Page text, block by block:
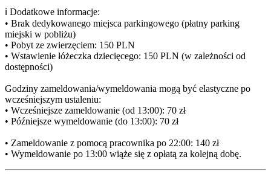
ℹ️ Dodatkowe informacje:
• Brak dedykowanego miejsca parkingowego (płatny parking
miejski w pobliżu)
• Pobyt ze zwierzęciem: 150 PLN
• Wstawienie łóżeczka dziecięcego: 150 PLN (w zależności od
dostępności)
Godziny zameldowania/wymeldowania mogą być elastyczne po
wcześniejszym ustaleniu:
• Wcześniejsze zameldowanie (od 13:00): 70 zł
• Późniejsze wymeldowanie (do 13:00): 70 zł
• Zameldowanie z pomocą pracownika po 22:00: 140 zł
• Wymeldowanie po 13:00 wiąże się z opłatą za kolejną dobę.